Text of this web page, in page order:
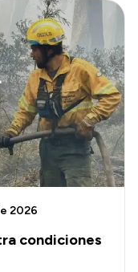
condiciones
2026